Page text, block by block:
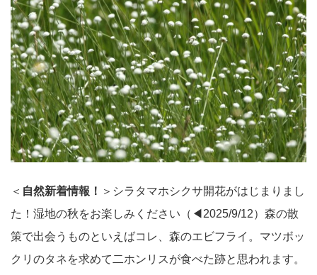
＜ 自然新着情報！ ＞シラタマホシクサ開花がはじまりまし
た！湿地の秋をお楽しみください（◀2025/9/12）森の散
策で出会うものといえばコレ、森のエビフライ。マツボッ
クリのタネを求めて二ホンリスが食べた跡と思われます。